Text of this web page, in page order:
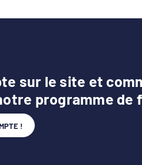
sur le site et
programme de
!